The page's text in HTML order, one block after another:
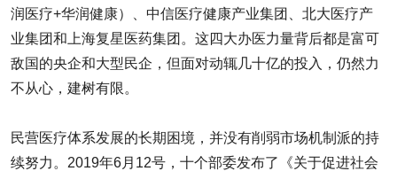
润医疗+华润健康）、中信医疗健康产业集团、北大医疗产
业集团和上海复星医药集团。这四大办医力量背后都是富可
敌国的央企和大型民企，但面对动辄几十亿的投入，仍然力
不从心，建树有限。
民营医疗体系发展的长期困境，并没有削弱市场机制派的持
续努力。2019年6月12号，十个部委发布了《关于促进社会